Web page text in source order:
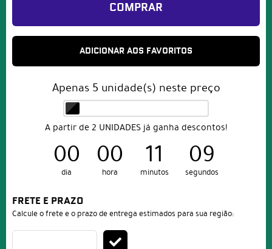
COMPRAR
ADICIONAR AOS FAVORITOS
Apenas 5 unidade(s) neste preço
A partir de 2 UNIDADES já ganha descontos!
00
dia
00
hora
11
minutos
09
segundos
FRETE E PRAZO
Calcule o frete e o prazo de entrega estimados para sua região: